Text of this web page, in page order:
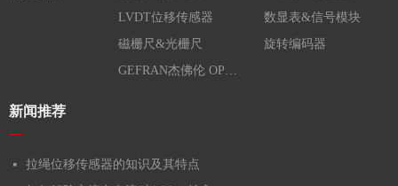
LVDT位移传感器
磁栅尺&光栅尺
GEFRAN杰佛伦 OPKON欧普康
数显表&信号模块
旋转编码器
新闻推荐
—
넷 拉绳位移传感器的知识及其特点